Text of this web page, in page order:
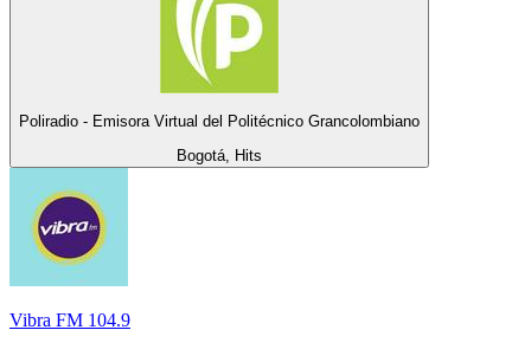
Poliradio - Emisora Virtual del Politécnico Grancolombiano
Bogotá, Hits
Vibra FM 104.9